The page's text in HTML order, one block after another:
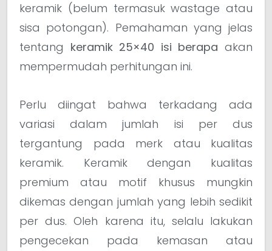
keramik (belum termasuk wastage atau
sisa potongan). Pemahaman yang jelas
tentang keramik 25×40 isi berapa akan
mempermudah perhitungan ini.
Perlu diingat bahwa terkadang ada
variasi dalam jumlah isi per dus
tergantung pada merk atau kualitas
keramik. Keramik dengan kualitas
premium atau motif khusus mungkin
dikemas dengan jumlah yang lebih sedikit
per dus. Oleh karena itu, selalu lakukan
pengecekan pada kemasan atau